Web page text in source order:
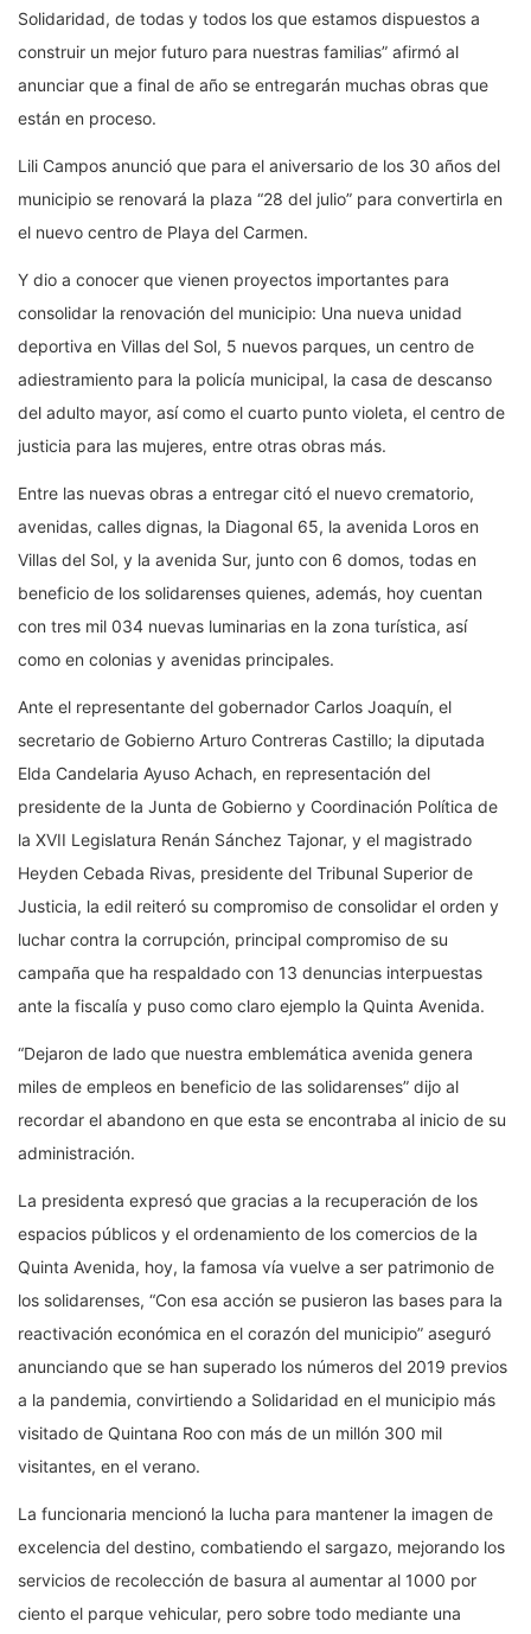
Solidaridad, de todas y todos los que estamos dispuestos a
construir un mejor futuro para nuestras familias” afirmó al
anunciar que a final de año se entregarán muchas obras que
están en proceso.
Lili Campos anunció que para el aniversario de los 30 años del
municipio se renovará la plaza “28 del julio” para convertirla en
el nuevo centro de Playa del Carmen.
Y dio a conocer que vienen proyectos importantes para
consolidar la renovación del municipio: Una nueva unidad
deportiva en Villas del Sol, 5 nuevos parques, un centro de
adiestramiento para la policía municipal, la casa de descanso
del adulto mayor, así como el cuarto punto violeta, el centro de
justicia para las mujeres, entre otras obras más.
Entre las nuevas obras a entregar citó el nuevo crematorio,
avenidas, calles dignas, la Diagonal 65, la avenida Loros en
Villas del Sol, y la avenida Sur, junto con 6 domos, todas en
beneficio de los solidarenses quienes, además, hoy cuentan
con tres mil 034 nuevas luminarias en la zona turística, así
como en colonias y avenidas principales.
Ante el representante del gobernador Carlos Joaquín, el
secretario de Gobierno Arturo Contreras Castillo; la diputada
Elda Candelaria Ayuso Achach, en representación del
presidente de la Junta de Gobierno y Coordinación Política de
la XVII Legislatura Renán Sánchez Tajonar, y el magistrado
Heyden Cebada Rivas, presidente del Tribunal Superior de
Justicia, la edil reiteró su compromiso de consolidar el orden y
luchar contra la corrupción, principal compromiso de su
campaña que ha respaldado con 13 denuncias interpuestas
ante la fiscalía y puso como claro ejemplo la Quinta Avenida.
“Dejaron de lado que nuestra emblemática avenida genera
miles de empleos en beneficio de las solidarenses” dijo al
recordar el abandono en que esta se encontraba al inicio de su
administración.
La presidenta expresó que gracias a la recuperación de los
espacios públicos y el ordenamiento de los comercios de la
Quinta Avenida, hoy, la famosa vía vuelve a ser patrimonio de
los solidarenses, “Con esa acción se pusieron las bases para la
reactivación económica en el corazón del municipio” aseguró
anunciando que se han superado los números del 2019 previos
a la pandemia, convirtiendo a Solidaridad en el municipio más
visitado de Quintana Roo con más de un millón 300 mil
visitantes, en el verano.
La funcionaria mencionó la lucha para mantener la imagen de
excelencia del destino, combatiendo el sargazo, mejorando los
servicios de recolección de basura al aumentar al 1000 por
ciento el parque vehicular, pero sobre todo mediante una